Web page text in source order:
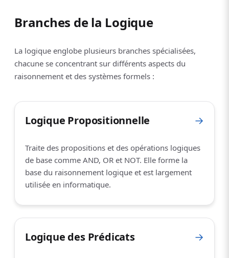
Branches de la Logique
La logique englobe plusieurs branches spécialisées,
chacune se concentrant sur différents aspects du
raisonnement et des systèmes formels :
Logique Propositionnelle →
Traite des propositions et des opérations logiques
de base comme AND, OR et NOT. Elle forme la
base du raisonnement logique et est largement
utilisée en informatique.
Logique des Prédicats →